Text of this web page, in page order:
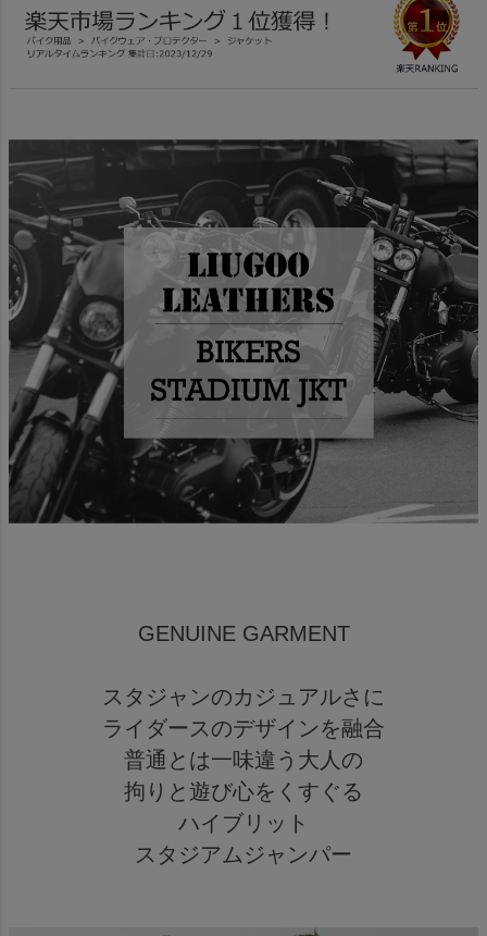
GENUINE GARMENT
スタジャンのカジュアルさに
ライダースのデザインを融合
普通とは一味違う大人の
拘りと遊び心をくすぐる
ハイブリット
スタジアムジャンパー